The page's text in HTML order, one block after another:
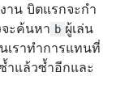
าน บิตแรกจะกำ
ะค้นหา b ผู้เล่น
เราทำการแทนที่
ำแล้วซ้ำอีกและ